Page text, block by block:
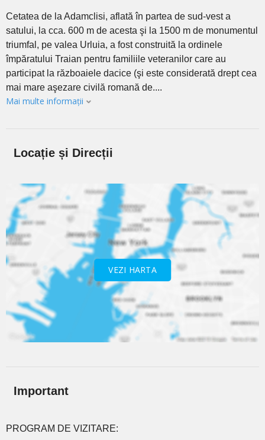
Cetatea de la Adamclisi, aflată în partea de sud-vest a
satului, la cca. 600 m de acesta şi la 1500 m de monumentul
triumfal, pe valea Urluia, a fost construită la ordinele
împăratului Traian pentru familiile veteranilor care au
participat la războaiele dacice (şi este considerată drept cea
mai mare aşezare civilă romană de....
Mai multe informații
Locație și Direcții
VEZI HARTA
Important
PROGRAM DE VIZITARE: